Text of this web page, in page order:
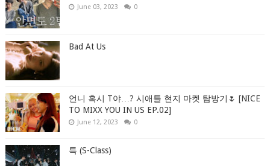
June 03, 2023 0
Bad At Us
언니 혹시 T야…? 시애틀 현지 마켓 탐방기🌷 [NICE
TO MIXX YOU IN US EP.02]
June 12, 2023 0
특 (S-Class)